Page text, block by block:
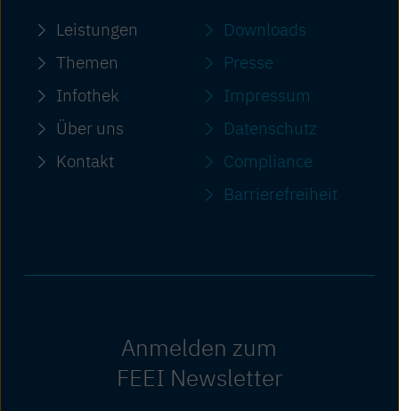
Leistungen
Themen
Infothek
Über uns
Kontakt
Downloads
Presse
Impressum
Datenschutz
Compliance
Barriere­freiheit
Anmelden zum
FEEI Newsletter